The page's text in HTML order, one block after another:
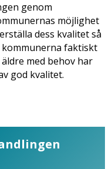
genom
möjlighet
dess kvalitet så
faktiskt
med behov har
god kvalitet.